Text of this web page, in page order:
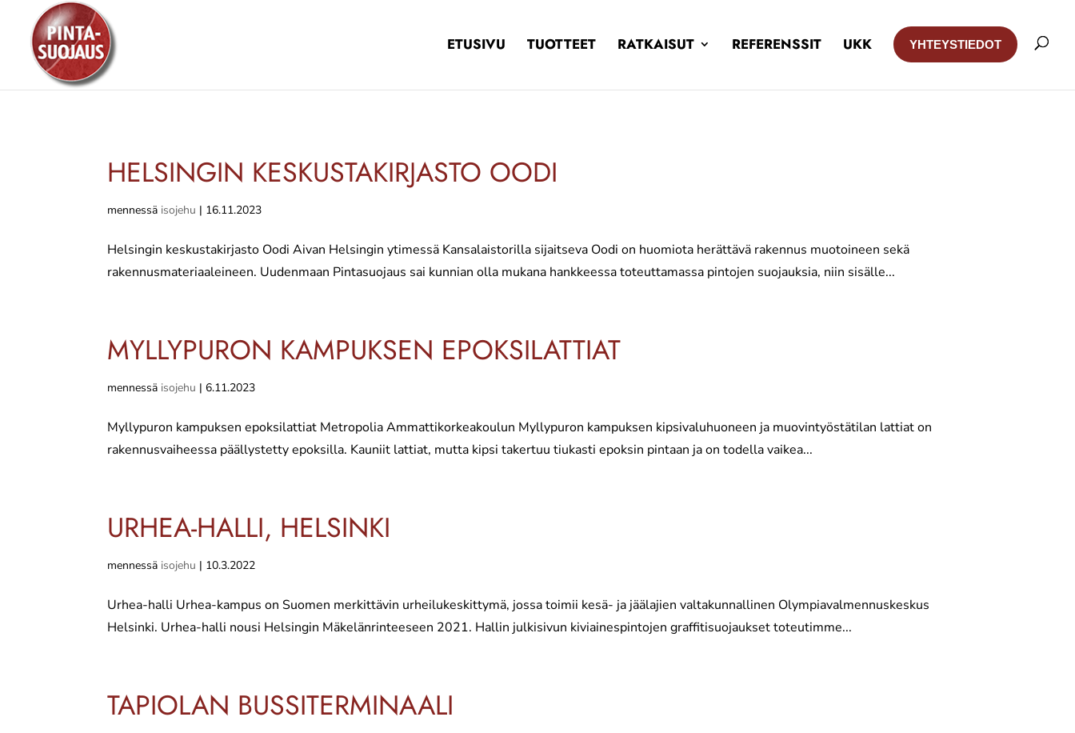
ETUSIVU TUOTTEET RATKAISUT REFERENSSIT UKK YHTEYSTIEDOT
HELSINGIN KESKUSTAKIRJASTO OODI
mennessä isojehu | 16.11.2023
Helsingin keskustakirjasto Oodi Aivan Helsingin ytimessä Kansalaistorilla sijaitseva Oodi on huomiota herättävä rakennus muotoineen sekä
rakennusmateriaaleineen. Uudenmaan Pintasuojaus sai kunnian olla mukana hankkeessa toteuttamassa pintojen suojauksia, niin sisälle...
MYLLYPURON KAMPUKSEN EPOKSILATTIAT
mennessä isojehu | 6.11.2023
Myllypuron kampuksen epoksilattiat Metropolia Ammattikorkeakoulun Myllypuron kampuksen kipsivaluhuoneen ja muovintyöstätilan lattiat on
rakennusvaiheessa päällystetty epoksilla. Kauniit lattiat, mutta kipsi takertuu tiukasti epoksin pintaan ja on todella vaikea...
URHEA-HALLI, HELSINKI
mennessä isojehu | 10.3.2022
Urhea-halli Urhea-kampus on Suomen merkittävin urheilukeskittymä, jossa toimii kesä- ja jäälajien valtakunnallinen Olympiavalmennuskeskus
Helsinki. Urhea-halli nousi Helsingin Mäkelänrinteeseen 2021. Hallin julkisivun kiviainespintojen graffitisuojaukset toteutimme...
TAPIOLAN BUSSITERMINAALI